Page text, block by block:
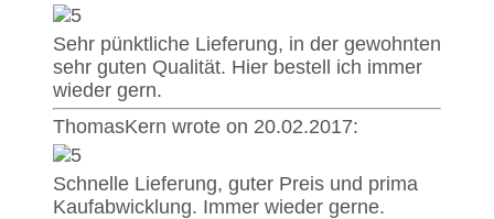
Sehr pünktliche Lieferung, in der gewohnten
sehr guten Qualität. Hier bestell ich immer
wieder gern.
ThomasKern wrote on 20.02.2017:
Schnelle Lieferung, guter Preis und prima
Kaufabwicklung. Immer wieder gerne.